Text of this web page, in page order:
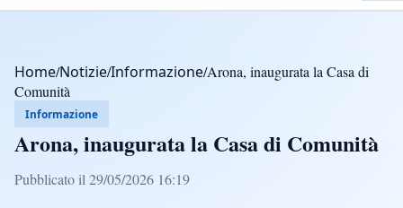
Home/Notizie/Informazione/Arona, inaugurata la Casa di
Comunità
Informazione
Arona, inaugurata la Casa di Comunità
Pubblicato il 29/05/2026 16:19